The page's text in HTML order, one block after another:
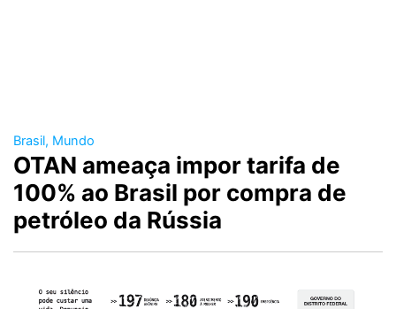
Brasil, Mundo
OTAN ameaça impor tarifa de
100% ao Brasil por compra de
petróleo da Rússia